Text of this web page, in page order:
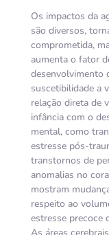
Os impactos da
são diversos,
comprometida,
aumenta o fator
desenvolvimento
suscetibilidade a
relação direta de
infância com o
mental, como
estresse pós-
transtornos de
anomalias no
mostram
respeito ao
estresse precoce